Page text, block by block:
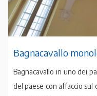
Bagnacavallo
Bagnacavallo in uno dei
del paese con affaccio